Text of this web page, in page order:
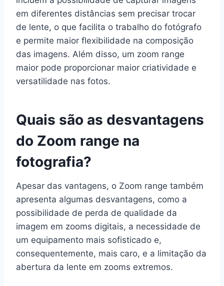
em diferentes distâncias sem precisar trocar
de lente, o que facilita o trabalho do fotógrafo
e permite maior flexibilidade na composição
das imagens. Além disso, um zoom range
maior pode proporcionar maior criatividade e
versatilidade nas fotos.
Quais são as desvantagens
do Zoom range na
fotografia?
Apesar das vantagens, o Zoom range também
apresenta algumas desvantagens, como a
possibilidade de perda de qualidade da
imagem em zooms digitais, a necessidade de
um equipamento mais sofisticado e,
consequentemente, mais caro, e a limitação da
abertura da lente em zooms extremos.